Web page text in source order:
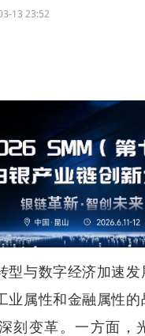
13 23:52
型与数字经济加速发
业属性和金融属性
刻变革。一方面，